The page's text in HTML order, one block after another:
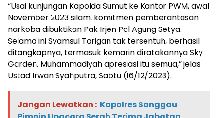
“Usai kunjungan Kapolda Sumut ke Kantor PWM, awal
November 2023 silam, komitmen pemberantasan
narkoba dibuktikan Pak Irjen Pol Agung Setya.
Selama ini Syamsul Tarigan tak tersentuh, berhasil
ditangkapnya, termasuk kemarin diratakannya Sky
Garden. Muhammadiyah apresiasi itu semua,” jelas
Ustad Irwan Syahputra, Sabtu (16/12/2023).
Jangan Lewatkan : Kapolres Sanggau